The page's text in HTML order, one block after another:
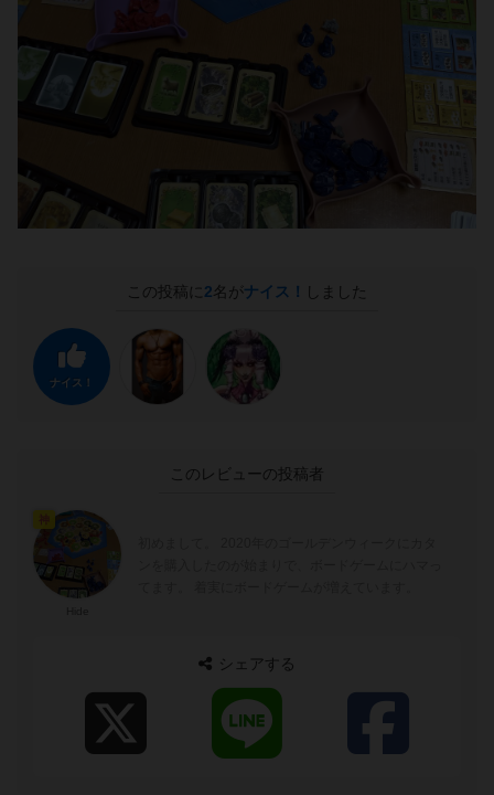
この投稿に 2名がナイス！ しました
ナイス！
このレビューの投稿者
シェアする